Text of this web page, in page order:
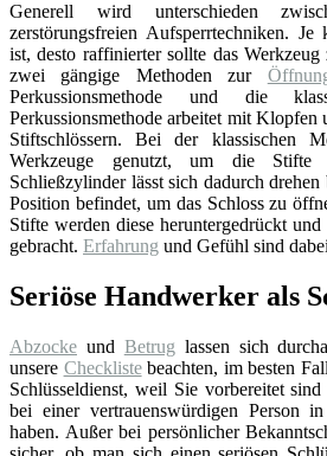
Generell wird unterschieden
zerstörungsfreien Aufsperrtechniken. Je
ist, desto raffinierter sollte das
zwei gängige Methoden zur
Perkussionsmethode und die
Perkussionsmethode arbeitet mit
Stiftschlössern. Bei der klassischen
Werkzeuge genutzt, um die Stifte
Schließzylinder lässt sich dadurch
Position befindet, um das Schloss zu
Stifte werden diese heruntergedrückt
gebracht. Erfahrung und Gefühl sind
Seriöse Handwerker als
Abzocke und Betrug lassen sich
unsere Checklistebeachten, im besten
Schlüsseldienst, weil Sie vorbereitet
bei einer vertrauenswürdigen Person
haben. Außer bei persönlicher